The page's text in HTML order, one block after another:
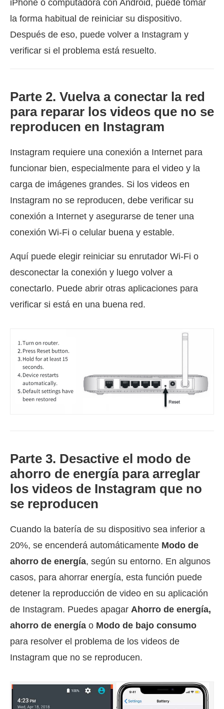
iPhone o computadora con Android, puede tomar
la forma habitual de reiniciar su dispositivo.
Después de eso, puede volver a Instagram y
verificar si el problema está resuelto.
Parte 2. Vuelva a conectar la red
para reparar los videos que no se
reproducen en Instagram
Instagram requiere una conexión a Internet para
funcionar bien, especialmente para el video y la
carga de imágenes grandes. Si los videos en
Instagram no se reproducen, debe verificar su
conexión a Internet y asegurarse de tener una
conexión Wi-Fi o celular buena y estable.
Aquí puede elegir reiniciar su enrutador Wi-Fi o
desconectar la conexión y luego volver a
conectarlo. Puede abrir otras aplicaciones para
verificar si está en una buena red.
Parte 3. Desactive el modo de
ahorro de energía para arreglar
los videos de Instagram que no
se reproducen
Cuando la batería de su dispositivo sea inferior a
20%, se encenderá automáticamente Modo de
ahorro de energía, según su entorno. En algunos
casos, para ahorrar energía, esta función puede
detener la reproducción de video en su aplicación
de Instagram. Puedes apagar Ahorro de energía,
ahorro de energía o Modo de bajo consumo
para resolver el problema de los videos de
Instagram que no se reproducen.